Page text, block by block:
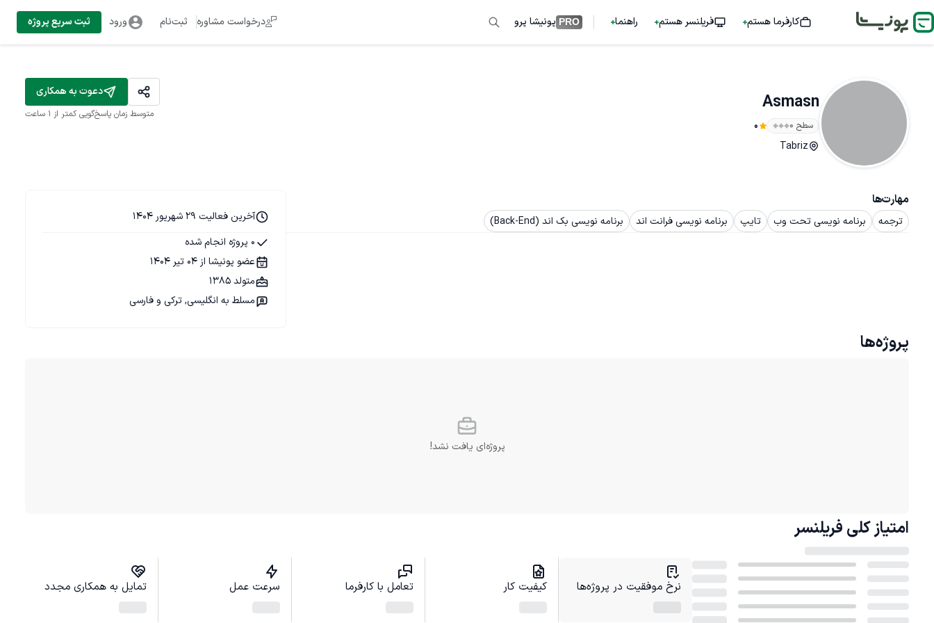
کارفرما هستم فریلنسر هستم راهنما PRO پونیشا پرو درخواست مشاوره ثبت‌نام ورود ثبت سریع پروژه
Asmasn
سطح ۰ 0
Tabriz
دعوت به همکاری
متوسط زمان پاسخ‌گویی کمتر از 1 ساعت
مهارت‌ها
ترجمه برنامه نویسی تحت وب تایپ برنامه نویسی فرانت اند برنامه نویسی بک اند (Back-End)
آخرین فعالیت 29 شهریور 1404
0 پروژه انجام شده
عضو پونیشا از 04 تیر 1404
متولد 1385
مسلط به انگلیسی, ترکی و فارسی
پروژه‌ها
پروژه‌ای یافت نشد!
امتیاز کلی فریلنسر
نرخ موفقیت در پروژه‌ها کیفیت کار تعامل با کارفرما سرعت عمل تمایل به همکاری مجدد